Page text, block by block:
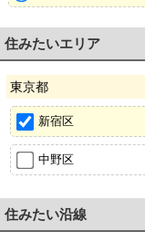
住みたいエリア
東京都
新宿区
中野区
住みたい沿線